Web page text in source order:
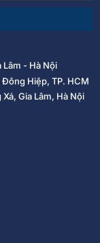
Lâm - Hà Nội
Đông Hiệp, TP. HCM
Gia Lâm, Hà Nội